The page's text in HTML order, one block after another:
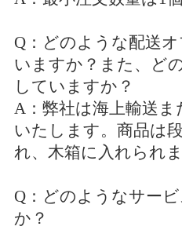
Q：どのような配送
いますか？また、ど
していますか？
A：弊社は海上輸送ま
いたします。商品は
れ、木箱に入れられま
Q：どのようなサー
か？